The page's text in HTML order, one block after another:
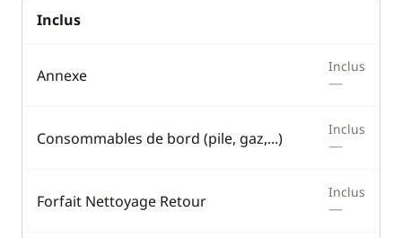
Inclus
Annexe Inclus
—
Consommables de bord (pile, gaz,...) Inclus
—
Forfait Nettoyage Retour Inclus
—